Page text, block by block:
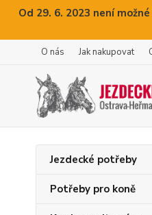
Od 29. 6. 2023 není
O nás Jak nakupovat
Jezdecké potřeby
Potřeby pro koně